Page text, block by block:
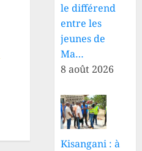
le différend
entre les
jeunes de
Ma…
8 août 2026
Kisangani : à